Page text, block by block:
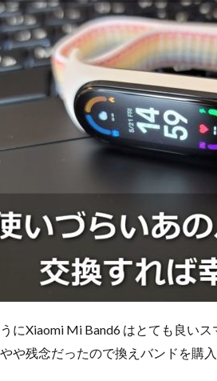
にXiaomi Mi Band6 はとても良い
や残念だったので換えバンドを購入